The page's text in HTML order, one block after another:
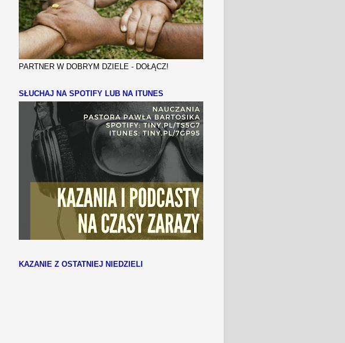
PARTNER W DOBRYM DZIELE - DOŁĄCZ!
SŁUCHAJ NA SPOTIFY LUB NA ITUNES
KAZANIE Z OSTATNIEJ NIEDZIELI